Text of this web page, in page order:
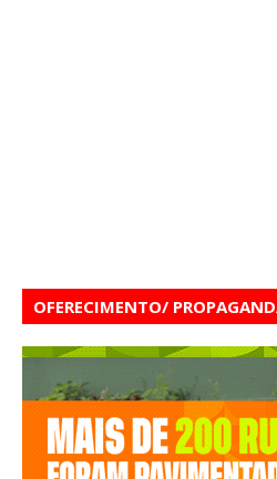
OFERECIMENTO/